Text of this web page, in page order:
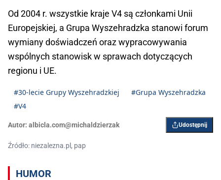
Od 2004 r. wszystkie kraje V4 są członkami Unii
Europejskiej, a Grupa Wyszehradzka stanowi forum
wymiany doświadczeń oraz wypracowywania
wspólnych stanowisk w sprawach dotyczących
regionu i UE.
#30-lecie Grupy Wyszehradzkiej
#Grupa Wyszehradzka
#V4
Autor: albicla.com@michaldzierzak Udostępnij
Źródło: niezalezna.pl, pap
HUMOR